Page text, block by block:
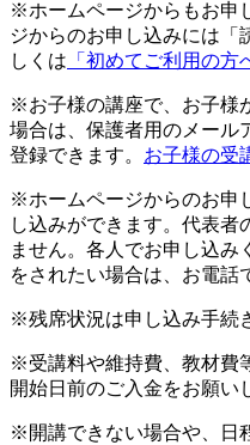
※ホームページからもお申
ジからのお申し込みには「
しくは 「初めてご利用の方
※お子様の講座で、お子様
場合は、保護者用のメール
登録できます。 お子様の受
※ホームページからのお申
し込みができます。代表者
ません。各人でお申し込み
をされたい場合は、お電話
※残席状況は申し込み手続
※受講料や維持費、教材費
開始日前のご入金をお願い
※開講できない場合や、日